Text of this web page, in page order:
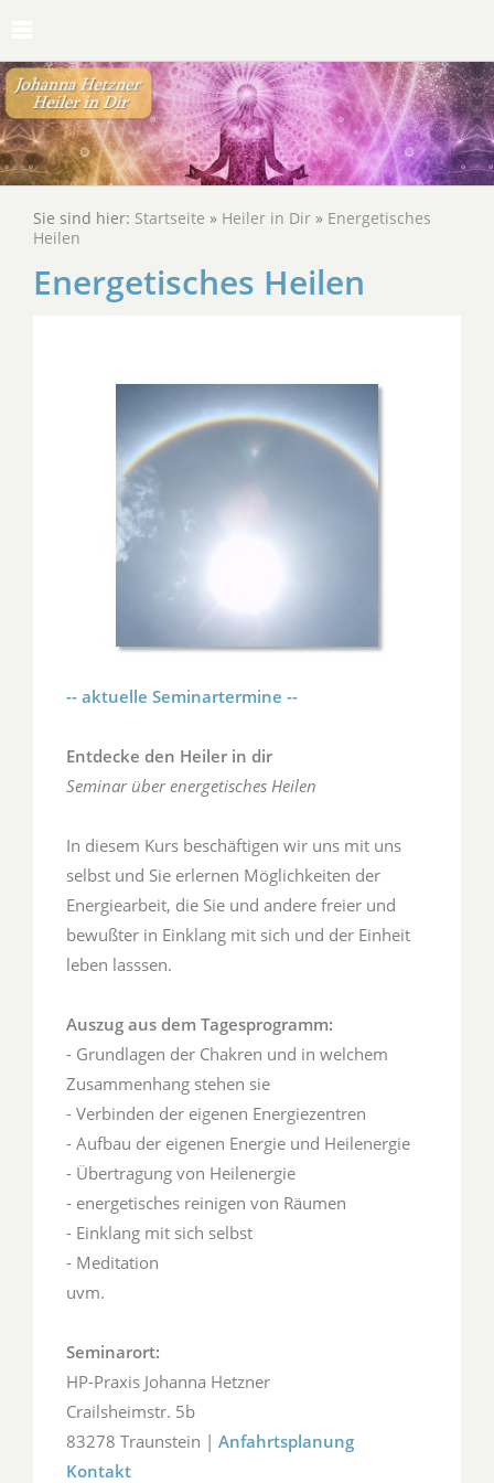
Sie sind hier: Startseite » Heiler in Dir » Energetisches
Heilen
Energetisches Heilen
-- aktuelle Seminartermine --
Entdecke den Heiler in dir
Seminar über energetisches Heilen
In diesem Kurs beschäftigen wir uns mit uns
selbst und Sie erlernen Möglichkeiten der
Energiearbeit, die Sie und andere freier und
bewußter in Einklang mit sich und der Einheit
leben lasssen.
Auszug aus dem Tagesprogramm:
- Grundlagen der Chakren und in welchem
Zusammenhang stehen sie
- Verbinden der eigenen Energiezentren
- Aufbau der eigenen Energie und Heilenergie
- Übertragung von Heilenergie
- energetisches reinigen von Räumen
- Einklang mit sich selbst
- Meditation
uvm.
Seminarort:
HP-Praxis Johanna Hetzner
Crailsheimstr. 5b
83278 Traunstein | Anfahrtsplanung
Kontakt